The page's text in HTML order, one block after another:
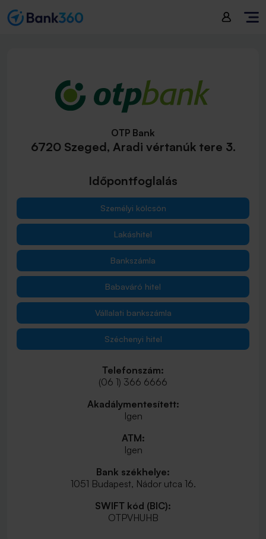
OTP Bank
6720 Szeged, Aradi vértanúk tere 3.
Időpontfoglalás
Személyi kölcsön
Lakáshitel
Bankszámla
Babaváró hitel
Vállalati bankszámla
Széchenyi hitel
Telefonszám:
(06 1) 366 6666
Akadálymentesített:
Igen
ATM:
Igen
Bank székhelye:
1051 Budapest, Nádor utca 16.
SWIFT kód (BIC):
OTPVHUHB